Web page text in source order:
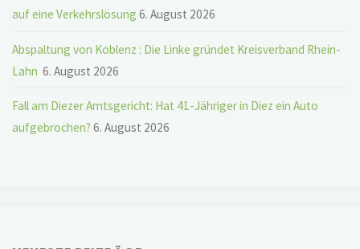
auf eine Verkehrslösung 6. August 2026
Abspaltung von Koblenz : Die Linke gründet Kreisverband Rhein-
Lahn 6. August 2026
Fall am Diezer Amtsgericht: Hat 41-Jähriger in Diez ein Auto
aufgebrochen? 6. August 2026